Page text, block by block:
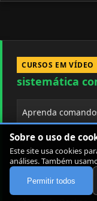
Sobre o uso de
Este site usa cookies
análises. Também
artigos.
Permitir todos
CURSOS EM VÍDEO
sistemática
Aprenda
Aprenda shell e
Aprenda Git e